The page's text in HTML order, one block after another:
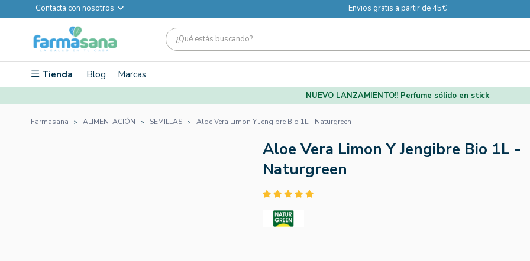
Contacta con nosotros Envios gratis a partir de 45€
Tienda Blog Marcas
NUEVO LANZAMIENTO!! Perfume sólido en stick
Farmasana ALIMENTACIÓN SEMILLAS Aloe Vera Limon Y Jengibre Bio 1L - Naturgreen
Aloe Vera Limon Y Jengibre Bio 1L -
Naturgreen